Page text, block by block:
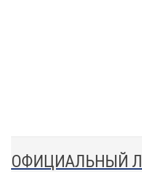
ОФИЦИАЛЬНЫЙ